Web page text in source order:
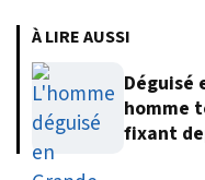
À LIRE AUSSI
Déguisé
homme
fixant